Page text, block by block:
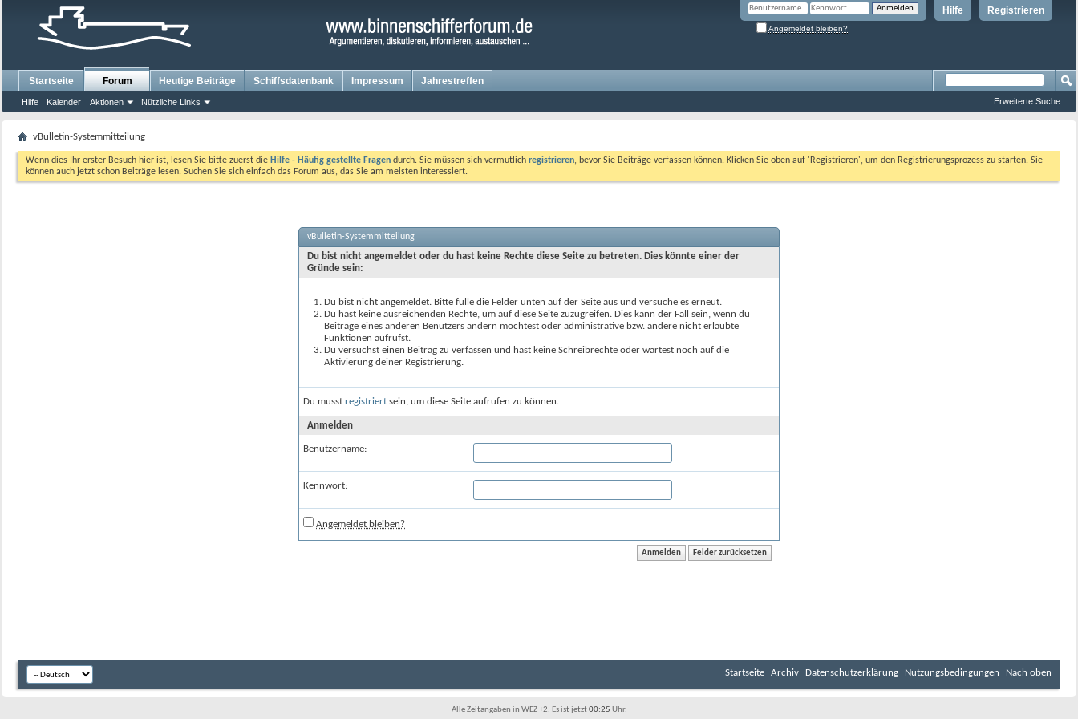
Registrieren
Hilfe
Angemeldet bleiben?
Startseite Forum
Hilfe Kalender Aktionen Nützliche Links
Heutige Beiträge Schiffsdatenbank Impressum Jahrestreffen
Erweiterte Suche
vBulletin-Systemmitteilung
Wenn dies Ihr erster Besuch hier ist, lesen Sie bitte zuerst die Hilfe - Häufig gestellte Fragen durch. Sie müssen sich vermutlich registrieren, bevor Sie Beiträge verfassen können. Klicken Sie oben auf 'Registrieren', um den Registrierungsprozess zu starten. Sie
können auch jetzt schon Beiträge lesen. Suchen Sie sich einfach das Forum aus, das Sie am meisten interessiert.
vBulletin-Systemmitteilung
Du bist nicht angemeldet oder du hast keine Rechte diese Seite zu betreten. Dies könnte einer der
Gründe sein:
Du bist nicht angemeldet. Bitte fülle die Felder unten auf der Seite aus und versuche es erneut.
Du hast keine ausreichenden Rechte, um auf diese Seite zuzugreifen. Dies kann der Fall sein, wenn du
Beiträge eines anderen Benutzers ändern möchtest oder administrative bzw. andere nicht erlaubte
Funktionen aufrufst.
Du versuchst einen Beitrag zu verfassen und hast keine Schreibrechte oder wartest noch auf die
Aktivierung deiner Registrierung.
Du musst registriert sein, um diese Seite aufrufen zu können.
Anmelden
Benutzername:
Kennwort:
Angemeldet bleiben?
Startseite Archiv Datenschutzerklärung Nutzungsbedingungen Nach oben
Alle Zeitangaben in WEZ +2. Es ist jetzt00:25 Uhr.